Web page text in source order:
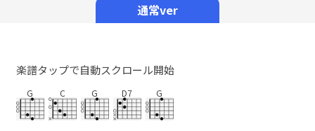
通常ver
楽譜タップで自動スクロール開始
G C G D7 G